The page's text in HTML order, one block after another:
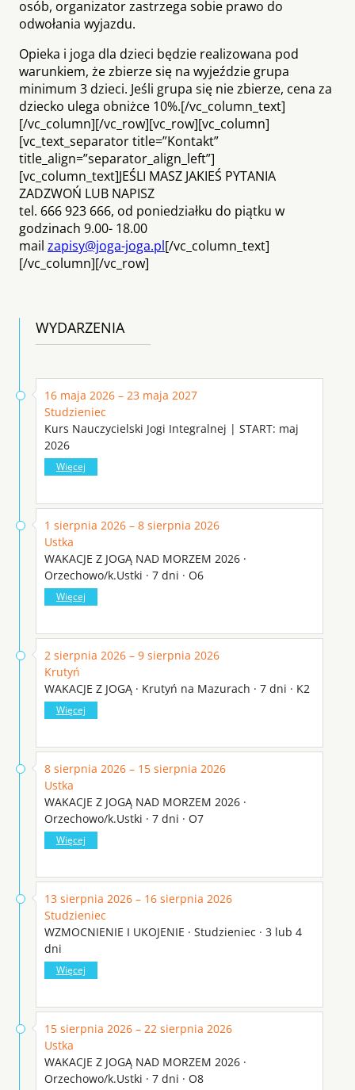
osób, organizator zastrzega sobie prawo do
odwołania wyjazdu.
Opieka i joga dla dzieci będzie realizowana pod
warunkiem, że zbierze się na wyjeździe grupa
minimum 3 dzieci. Jeśli grupa się nie zbierze, cena za
dziecko ulega obniżce 10%.[/vc_column_text]
[/vc_column][/vc_row][vc_row][vc_column]
[vc_text_separator title=”Kontakt”
title_align=”separator_align_left”]
[vc_column_text]JEŚLI MASZ JAKIEŚ PYTANIA
ZADZWOŃ LUB NAPISZ
tel. 666 923 666, od poniedziałku do piątku w
godzinach 9.00- 18.00
mail zapisy@joga-joga.pl[/vc_column_text]
[/vc_column][/vc_row]
WYDARZENIA
16 maja 2026 – 23 maja 2027
Studzieniec
Kurs Nauczycielski Jogi Integralnej | START: maj
2026
Więcej
1 sierpnia 2026 – 8 sierpnia 2026
Ustka
WAKACJE Z JOGĄ NAD MORZEM 2026 ·
Orzechowo/k.Ustki · 7 dni · O6
Więcej
2 sierpnia 2026 – 9 sierpnia 2026
Krutyń
WAKACJE Z JOGĄ · Krutyń na Mazurach · 7 dni · K2
Więcej
8 sierpnia 2026 – 15 sierpnia 2026
Ustka
WAKACJE Z JOGĄ NAD MORZEM 2026 ·
Orzechowo/k.Ustki · 7 dni · O7
Więcej
13 sierpnia 2026 – 16 sierpnia 2026
Studzieniec
WZMOCNIENIE I UKOJENIE · Studzieniec · 3 lub 4
dni
Więcej
15 sierpnia 2026 – 22 sierpnia 2026
Ustka
WAKACJE Z JOGĄ NAD MORZEM 2026 ·
Orzechowo/k.Ustki · 7 dni · O8